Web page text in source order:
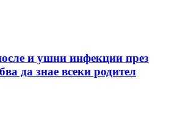
и ушни инфекции през
да знае всеки родител